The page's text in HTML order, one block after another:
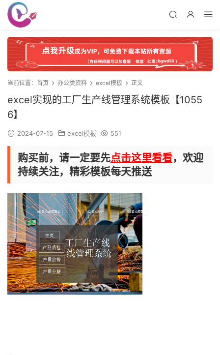
当前位置： 首页 办公类资料 excel模板 正文
excel实现的工厂生产线管理系统模板【1055
6】
2024-07-15 excel模板 551
购买前，请一定要先点击这里看看，欢迎
持续关注，精彩模板每天推送